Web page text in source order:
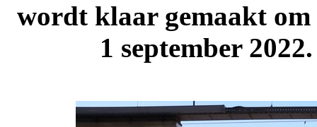
wordt klaar gemaakt om
1 september